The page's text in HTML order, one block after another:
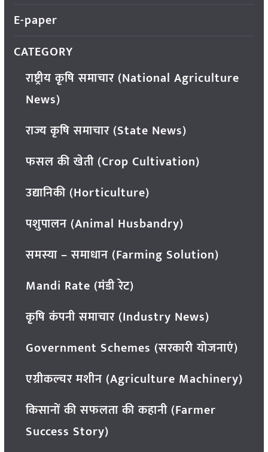
E-paper
CATEGORY
राष्ट्रीय कृषि समाचार (National Agriculture
News)
राज्य कृषि समाचार (State News)
फसल की खेती (Crop Cultivation)
उद्यानिकी (Horticulture)
पशुपालन (Animal Husbandry)
समस्या – समाधान (Farming Solution)
Mandi Rate (मंडी रेट)
कृषि कंपनी समाचार (Industry News)
Government Schemes (सरकारी योजनाएं)
एग्रीकल्चर मशीन (Agriculture Machinery)
किसानों की सफलता की कहानी (Farmer
Success Story)